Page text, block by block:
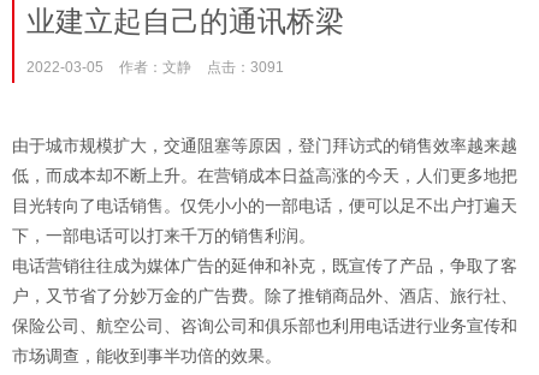
业建立起自己的通讯桥梁
2022-03-05 作者：文静 点击：3091
由于城市规模扩大，交通阻塞等原因，登门拜访式的销售效率越来越
低，而成本却不断上升。在营销成本日益高涨的今天，人们更多地把
目光转向了电话销售。仅凭小小的一部电话，便可以足不出户打遍天
下，一部电话可以打来千万的销售利润。
电话营销往往成为媒体广告的延伸和补克，既宣传了产品，争取了客
户，又节省了分妙万金的广告费。除了推销商品外、酒店、旅行社、
保险公司、航空公司、咨询公司和俱乐部也利用电话进行业务宣传和
市场调查，能收到事半功倍的效果。